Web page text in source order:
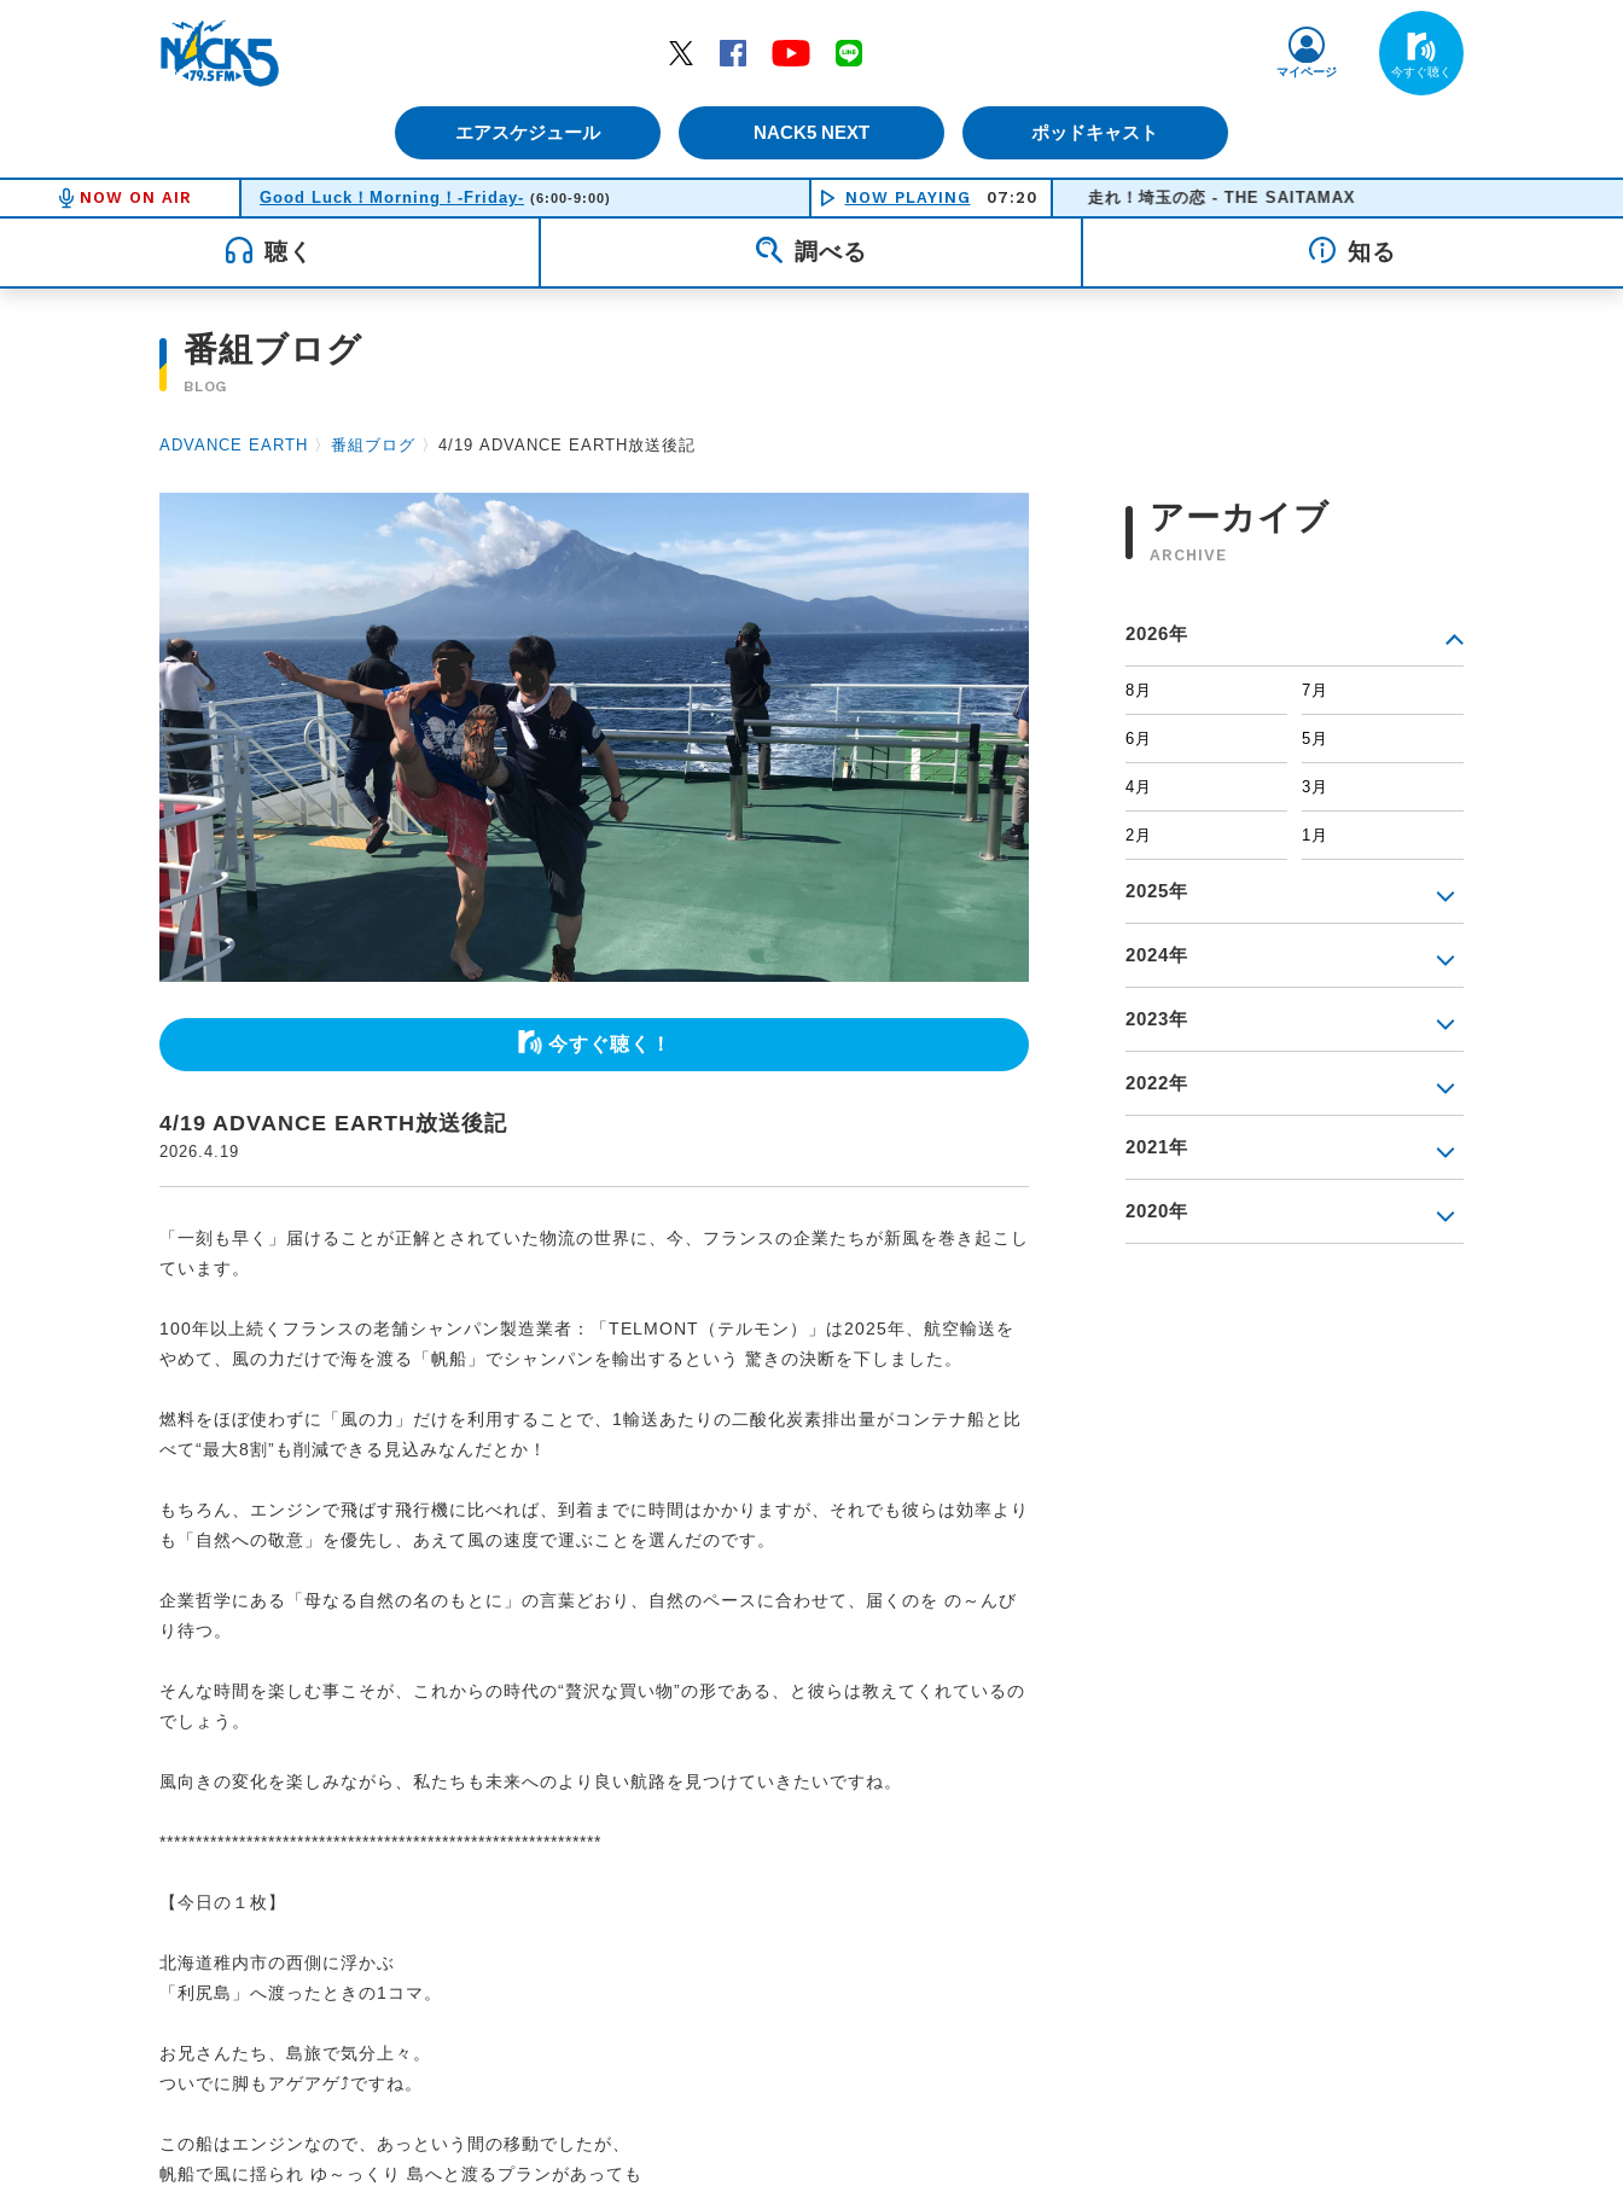
Twitter
Facebook YouTube
エアスケジュール NACK5 NEXT ポッドキャスト
マイページ
NOW ON AIR Good Luck！Morning！-Friday- (6:00-9:00) NOW PLAYING 07:20走れ！埼玉の恋 - THE SAITAMAX
聴く 調べる 知る
番組ブログ
BLOG
ADVANCE EARTH 〉 番組ブログ 〉 4/19 ADVANCE EARTH放送後記
今すぐ聴く！
4/19 ADVANCE EARTH放送後記
2026.4.19
「一刻も早く」届けることが正解とされていた物流の世界に、今、フランスの企業たちが新風を巻き起こし
ています。
100年以上続くフランスの老舗シャンパン製造業者：「TELMONT（テルモン）」は2025年、航空輸送を
やめて、風の力だけで海を渡る「帆船」でシャンパンを輸出するという 驚きの決断を下しました。
燃料をほぼ使わずに「風の力」だけを利用することで、1輸送あたりの二酸化炭素排出量がコンテナ船と比
べて“最大8割”も削減できる見込みなんだとか！
もちろん、エンジンで飛ばす飛行機に比べれば、到着までに時間はかかりますが、それでも彼らは効率より
も「自然への敬意」を優先し、あえて風の速度で運ぶことを選んだのです。
企業哲学にある「母なる自然の名のもとに」の言葉どおり、自然のペースに合わせて、届くのを の～んび
り待つ。
そんな時間を楽しむ事こそが、これからの時代の“贅沢な買い物”の形である、と彼らは教えてくれているの
でしょう。
風向きの変化を楽しみながら、私たちも未来へのより良い航路を見つけていきたいですね。
*************************************************************
【今日の１枚】
北海道稚内市の西側に浮かぶ
「利尻島」へ渡ったときの1コマ。
お兄さんたち、島旅で気分上々。
ついでに脚もアゲアゲ⤴ですね。
この船はエンジンなので、あっという間の移動でしたが、
帆船で風に揺られ ゆ～っくり 島へと渡るプランがあっても
アーカイブ
ARCHIVE
2026年
8月 7月
6月 5月
4月 3月
2月 1月
2025年
2024年
2023年
2022年
2021年
2020年